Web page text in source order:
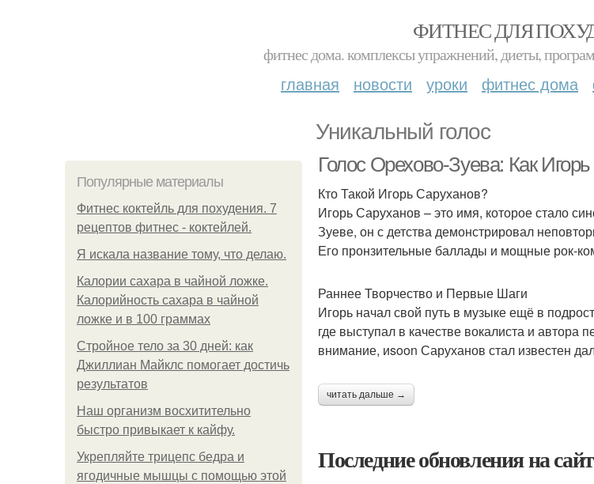
ФИТНЕС ДЛЯ
фитнес дома. комплексы упражнений, диеты,
главная новости уроки фитнес дома
Уникальный голос
Популярные материалы
Фитнес коктейль для похудения. 7
рецептов фитнес - коктейлей.
Я искала название тому, что делаю.
Калории сахара в чайной ложке.
Калорийность сахара в чайной
ложке и в 100 граммах
Стройное тело за 30 дней: как
Джиллиан Майклс помогает достичь
результатов
Наш организм восхитительно
быстро привыкает к кайфу.
Укрепляйте трицепс бедра и
ягодичные мышцы с помощью этой
Голос Орехово-Зуева: Как
Кто Такой Игорь Саруханов?
Игорь Саруханов – это имя, которое стало
Зуеве, он с детства демонстрировал
Его пронзительные баллады и мощные рок-
Раннее Творчество и Первые Шаги
Игорь начал свой путь в музыке ещё в
где выступал в качестве вокалиста и
внимание, иsoon Саруханов стал известен
читать дальше →
Последние обновления на